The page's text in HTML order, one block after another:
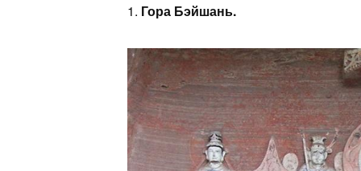
1. Гора Бэйшань.